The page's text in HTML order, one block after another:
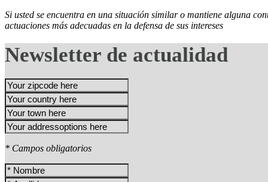
Si usted se encuentra en una situación similar o mantiene alguna
actuaciones más adecuadas en la defensa de sus intereses
Newsletter de actualidad
* Campos obligatorios